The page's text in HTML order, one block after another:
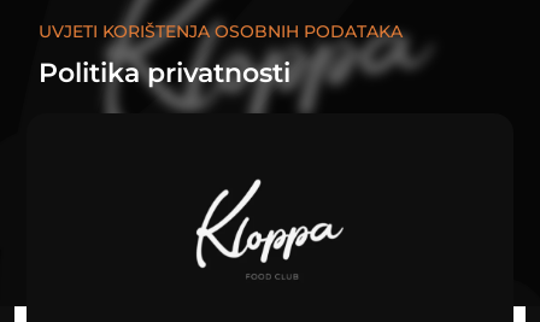
UVJETI KORIŠTENJA OSOBNIH PODATAKA
Politika privatnosti